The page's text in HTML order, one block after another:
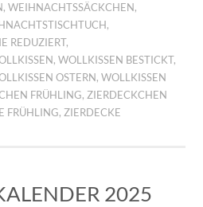
,WEIHNACHTSSÄCKCHEN,
,
REDUZIERT,
,WOLLKISSEN BESTICKT,
OSTERN,WOLLKISSEN
FRÜHLING, ZIERDECKCHEN
FRÜHLING, ZIERDECKE
2025